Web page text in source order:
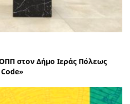
στον Δήμο Ιεράς Πόλεως